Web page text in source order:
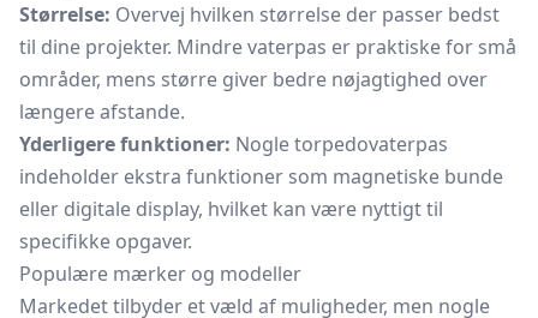
Størrelse: Overvej hvilken størrelse der passer bedst
til dine projekter. Mindre vaterpas er praktiske for små
områder, mens større giver bedre nøjagtighed over
længere afstande.
Yderligere funktioner: Nogle torpedovaterpas
indeholder ekstra funktioner som magnetiske bunde
eller digitale display, hvilket kan være nyttigt til
specifikke opgaver.
Populære mærker og modeller
Markedet tilbyder et væld af muligheder, men nogle